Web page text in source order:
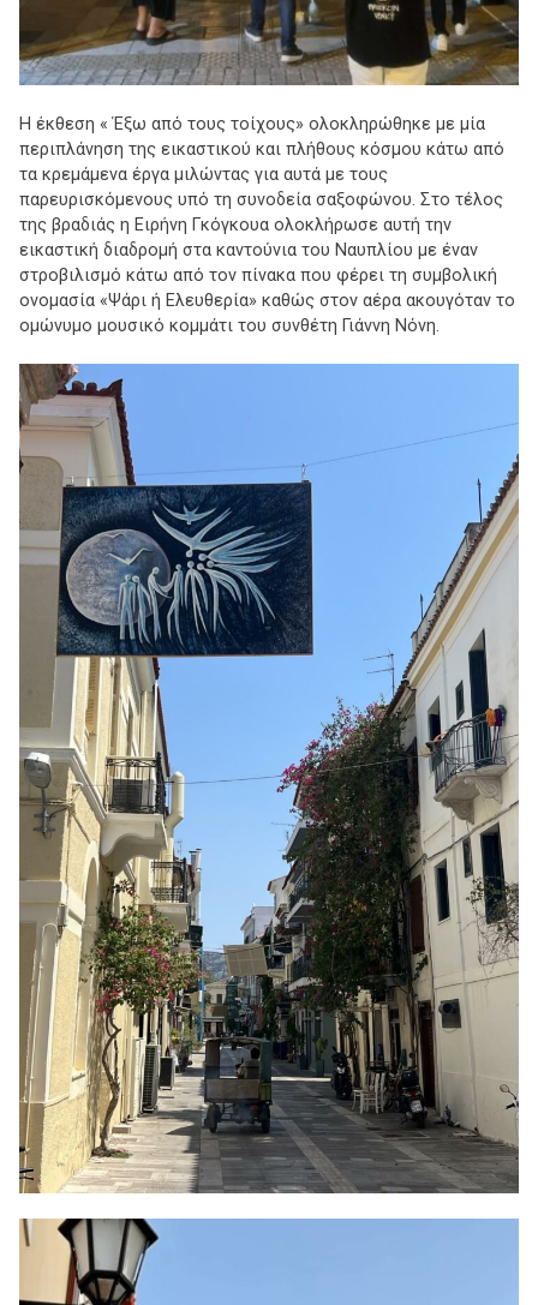
Η έκθεση « Έξω από τους τοίχους» ολοκληρώθηκε με μία
περιπλάνηση της εικαστικού και πλήθους κόσμου κάτω από
τα κρεμάμενα έργα μιλώντας για αυτά με τους
παρευρισκόμενους υπό τη συνοδεία σαξοφώνου. Στο τέλος
της βραδιάς η Ειρήνη Γκόγκουα ολοκλήρωσε αυτή την
εικαστική διαδρομή στα καντούνια του Ναυπλίου με έναν
στροβιλισμό κάτω από τον πίνακα που φέρει τη συμβολική
ονομασία «Ψάρι ή Ελευθερία» καθώς στον αέρα ακουγόταν το
ομώνυμο μουσικό κομμάτι του συνθέτη Γιάννη Νόνη.